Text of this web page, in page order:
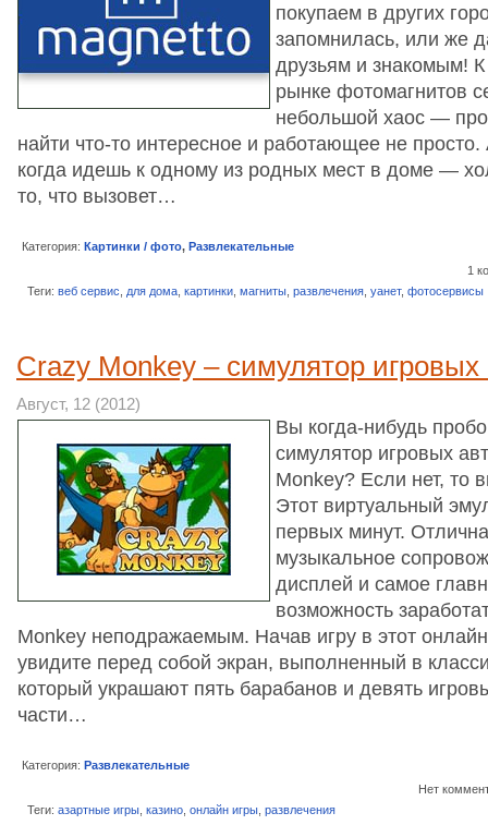
покупаем в других
запомнилась, или же
друзьям и знакомым!
рынке фотомагнитов
небольшой хаос —
найти что-то интересное и работающее не просто.
когда идешь к одному из родных мест в доме —
то, что вызовет…
Категория: Картинки / фото, Развлекательные
1
Теги: веб сервис для дома картинки магниты развлечения уанет, фотосервисы
Crazy Monkey – симулятор игровых
Август, 12 (2012)
Вы когда-нибудь
симулятор игровых
Monkey? Если нет, то
Этот виртуальный
первых минут.
музыкальное
дисплей и самое
возможность
Monkey неподражаемым. Начав игру в этот
увидите перед собой экран, выполненный в
который украшают пять барабанов и девять
части…
Категория: Развлекательные
Нет
Теги: азартные игры казино онлайн игры развлечения